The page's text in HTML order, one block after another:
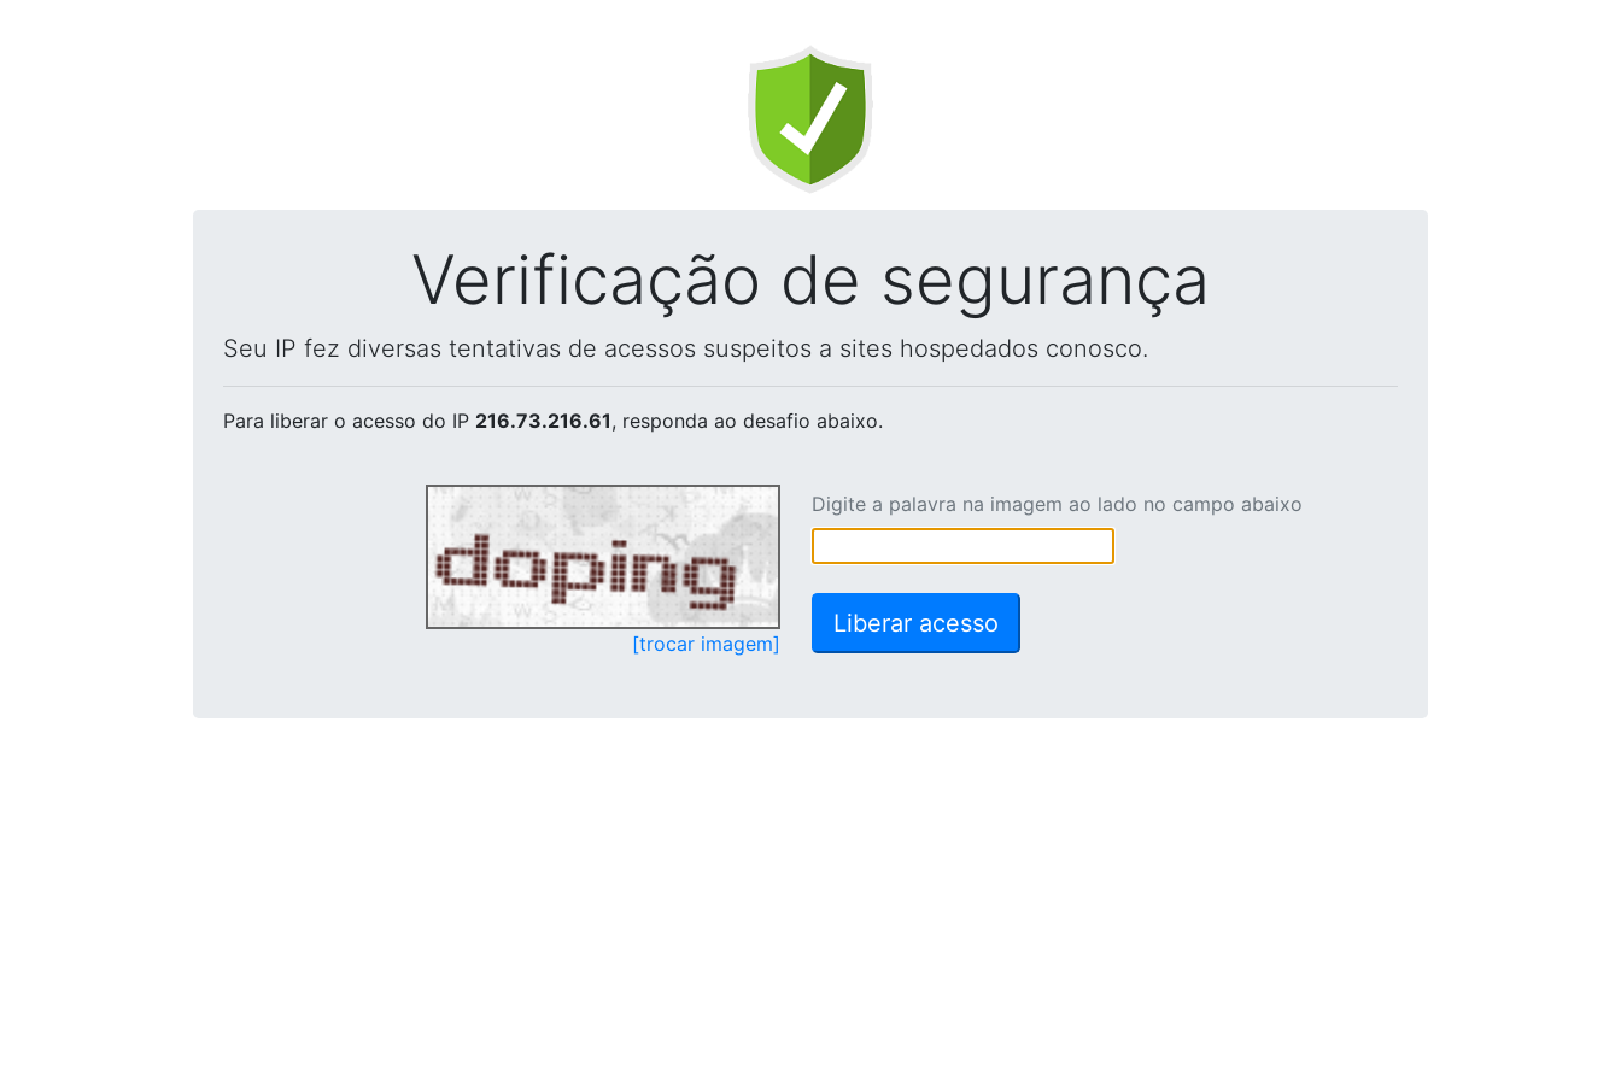
Verificação de segurança
Seu IP fez diversas tentativas de acessos suspeitos a sites hospedados conosco.
Para liberar o acesso do IP 216.73.216.61, responda ao desafio abaixo.
[trocar imagem]
Digite a palavra na imagem ao lado no campo abaixo